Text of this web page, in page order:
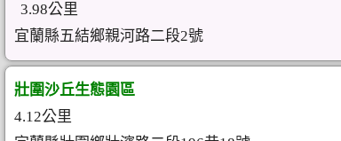
3.98公里
宜蘭縣五結鄉親河路二段2號
壯圍沙丘生態園區
4.12公里